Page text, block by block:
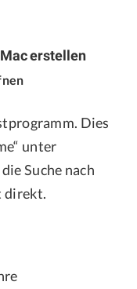
erstellen
Dies
unter
Suche nach
direkt.